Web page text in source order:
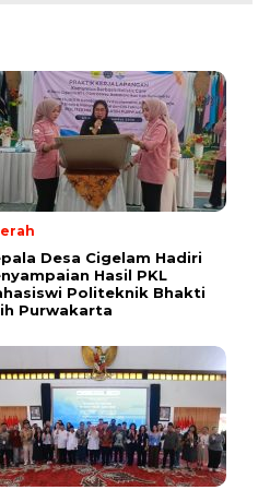
Desa Cigelam Hadiri
Hasil PKL
Politeknik Bhakti
Purwakarta